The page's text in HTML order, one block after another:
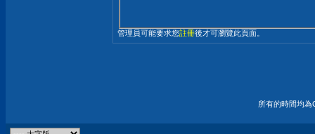
管理員可能要求您註冊後才可瀏覽此頁面。
所有的時間均為